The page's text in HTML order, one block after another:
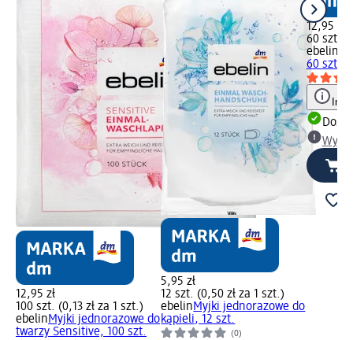
12,95 zł
100 szt. (0,13 zł za 1 szt.)
ebelinMyjki jednorazowe do
twarzy Sensitive, 100 szt.
5,95 zł
12 szt. (0,50 zł za 1 szt.)
ebelinMyjki jednorazowe do
kąpieli, 12 szt.
(0)
12,95 zł
60 szt.
ebelin
60 szt.